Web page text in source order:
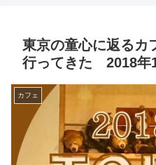
東京の童心に返るカ
行ってきた 2018年
カフェ